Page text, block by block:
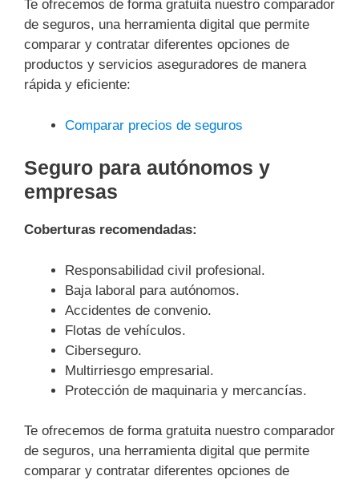
Te ofrecemos de forma gratuita nuestro comparador
de seguros, una herramienta digital que permite
comparar y contratar diferentes opciones de
productos y servicios aseguradores de manera
rápida y eficiente:
Comparar precios de seguros
Seguro para autónomos y
empresas
Coberturas recomendadas:
Responsabilidad civil profesional.
Baja laboral para autónomos.
Accidentes de convenio.
Flotas de vehículos.
Ciberseguro.
Multirriesgo empresarial.
Protección de maquinaria y mercancías.
Te ofrecemos de forma gratuita nuestro comparador
de seguros, una herramienta digital que permite
comparar y contratar diferentes opciones de